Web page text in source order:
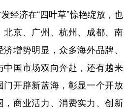
济在“四叶草”惊艳绽放，也
北京、广州、杭州、成都、南
增势明显，众多海外品牌、
中国市场双向奔赴，还有越来
门开辟新蓝海，彰显一个开放
，商业活力、消费实力、创新